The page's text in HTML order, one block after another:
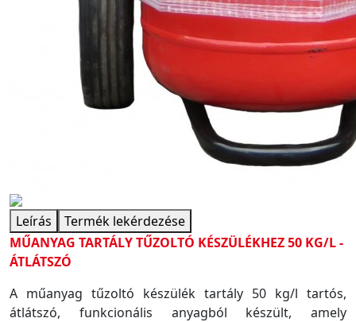
Leírás
Termék lekérdezése
MŰANYAG TARTÁLY TŰZOLTÓ KÉSZÜLÉKHEZ 50 KG/L -
ÁTLÁTSZÓ
A műanyag tűzoltó készülék tartály 50 kg/l tartós,
átlátszó, funkcionális anyagból készült, amely